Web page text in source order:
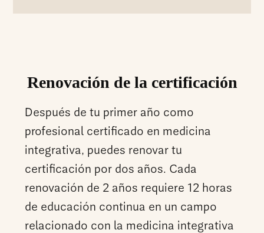
Renovación de la certificación
Después de tu primer año como
profesional certificado en medicina
integrativa, puedes renovar tu
certificación por dos años. Cada
renovación de 2 años requiere 12 horas
de educación continua en un campo
relacionado con la medicina integrativa